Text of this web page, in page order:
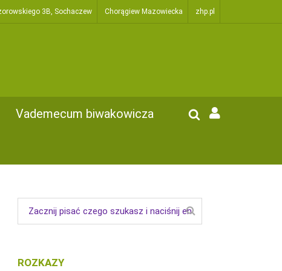
3B, Sochaczew Chorągiew Mazowiecka zhp.pl
Vademecum biwakowicza
ROZKAZY